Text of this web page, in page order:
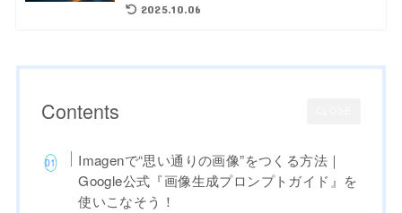
2025.10.06
Contents
Imagenで“思い通りの画像”をつくる方法｜
Google公式『画像生成プロンプトガイド』を
使いこなそう！